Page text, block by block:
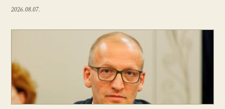
2026.08.07.